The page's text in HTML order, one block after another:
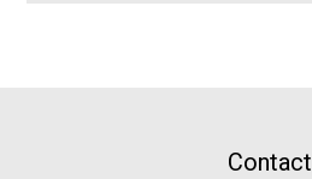
Contact